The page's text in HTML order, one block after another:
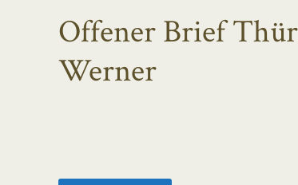
Offener Brief
Werner